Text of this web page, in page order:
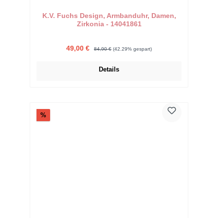
K.V. Fuchs Design, Armbanduhr, Damen,
Zirkonia - 14041861
Verkaufspreis:
49,00 € Regulärer Preis:
84,90 € (42.29% gespart)
Details
%Rabatt